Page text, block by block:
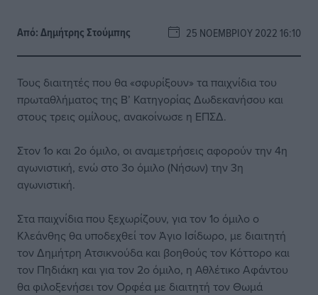
Από:Δημήτρης Στούμπης 25 ΝΟΕΜΒΡΊΟΥ 2022 16:10
Τους διαιτητές που θα «σφυρίξουν» τα παιχνίδια του
πρωταθλήματος της Β’ Κατηγορίας Δωδεκανήσου και
στους τρεις ομίλους, ανακοίνωσε η ΕΠΣΔ.
Στον 1ο και 2ο όμιλο, οι αναμετρήσεις αφορούν την 4η
αγωνιστική, ενώ στο 3ο όμιλο (Νήσων) την 3η
αγωνιστική.
Στα παιχνίδια που ξεχωρίζουν, για τον 1ο όμιλο ο
Κλεάνθης θα υποδεχθεί τον Άγιο Ισίδωρο, με διαιτητή
τον Δημήτρη Ατσικνούδα και βοηθούς τον Κόττορο και
τον Πηδιάκη και για τον 2ο όμιλο, η Αθλέτικο Αφάντου
θα φιλοξενήσει τον Ορφέα με διαιτητή τον Θωμά